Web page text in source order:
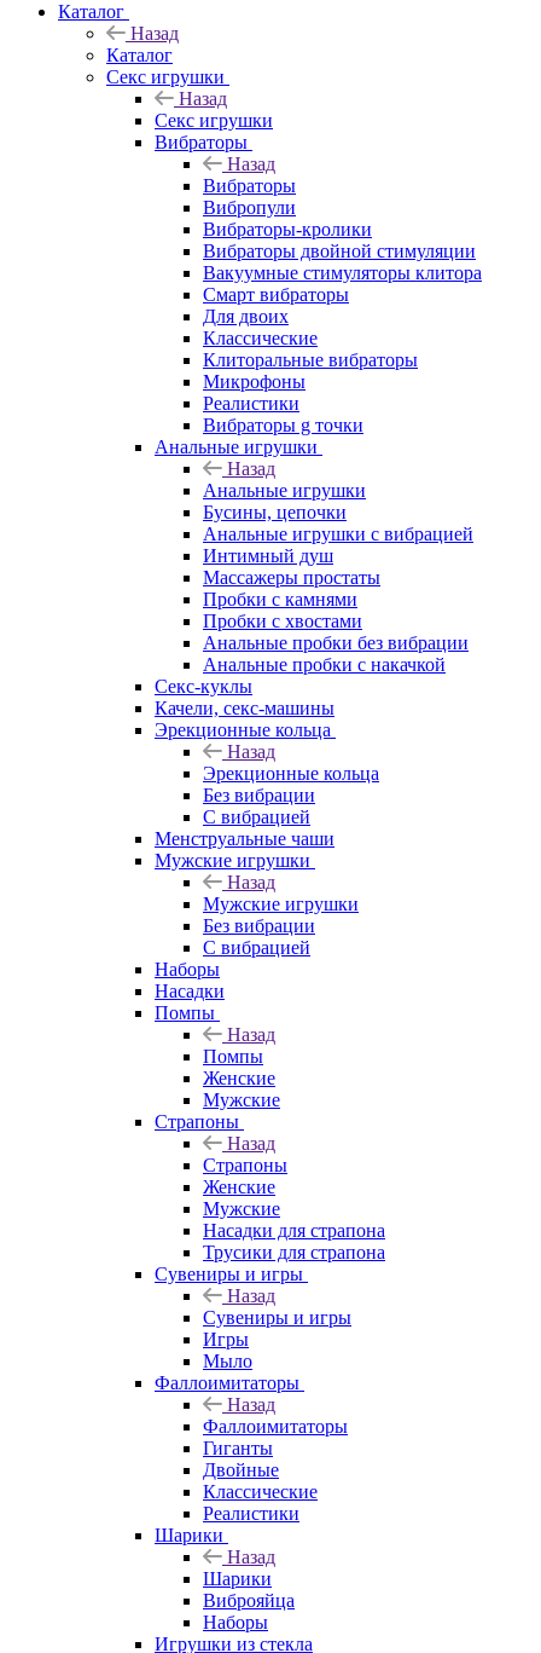
Каталог
Назад
Каталог
Секс игрушки
Назад
Секс игрушки
Вибраторы
Назад
Вибраторы
Вибропули
Вибраторы-кролики
Вибраторы двойной стимуляции
Вакуумные стимуляторы клитора
Смарт вибраторы
Для двоих
Классические
Клиторальные вибраторы
Микрофоны
Реалистики
Вибраторы g точки
Анальные игрушки
Назад
Анальные игрушки
Бусины, цепочки
Анальные игрушки с вибрацией
Интимный душ
Массажеры простаты
Пробки с камнями
Пробки с хвостами
Анальные пробки без вибрации
Анальные пробки с накачкой
Секс-куклы
Качели, секс-машины
Эрекционные кольца
Назад
Эрекционные кольца
Без вибрации
С вибрацией
Менструальные чаши
Мужские игрушки
Назад
Мужские игрушки
Без вибрации
С вибрацией
Наборы
Насадки
Помпы
Назад
Помпы
Женские
Мужские
Страпоны
Назад
Страпоны
Женские
Мужские
Насадки для страпона
Трусики для страпона
Сувениры и игры
Назад
Сувениры и игры
Игры
Мыло
Фаллоимитаторы
Назад
Фаллоимитаторы
Гиганты
Двойные
Классические
Реалистики
Шарики
Назад
Шарики
Виброяйца
Наборы
Игрушки из стекла